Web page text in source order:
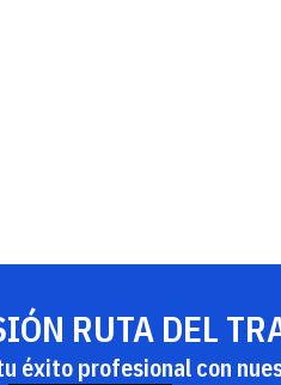
RUTA DEL
éxito profesional con